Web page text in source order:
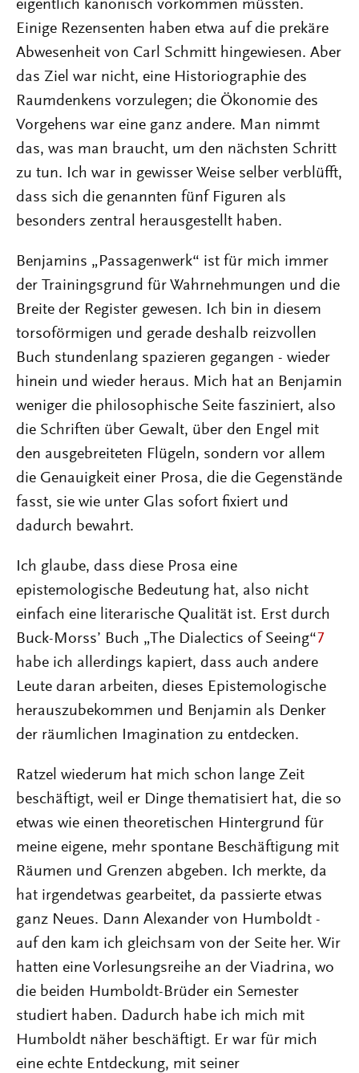
eigentlich kanonisch vorkommen müssten.
Einige Rezensenten haben etwa auf die prekäre
Abwesenheit von Carl Schmitt hingewiesen. Aber
das Ziel war nicht, eine Historiographie des
Raumdenkens vorzulegen; die Ökonomie des
Vorgehens war eine ganz andere. Man nimmt
das, was man braucht, um den nächsten Schritt
zu tun. Ich war in gewisser Weise selber verblüfft,
dass sich die genannten fünf Figuren als
besonders zentral herausgestellt haben.
Benjamins „Passagenwerk“ ist für mich immer
der Trainingsgrund für Wahrnehmungen und die
Breite der Register gewesen. Ich bin in diesem
torsoförmigen und gerade deshalb reizvollen
Buch stundenlang spazieren gegangen - wieder
hinein und wieder heraus. Mich hat an Benjamin
weniger die philosophische Seite fasziniert, also
die Schriften über Gewalt, über den Engel mit
den ausgebreiteten Flügeln, sondern vor allem
die Genauigkeit einer Prosa, die die Gegenstände
fasst, sie wie unter Glas sofort fixiert und
dadurch bewahrt.
Ich glaube, dass diese Prosa eine
epistemologische Bedeutung hat, also nicht
einfach eine literarische Qualität ist. Erst durch
Buck-Morss’ Buch „The Dialectics of Seeing“7
habe ich allerdings kapiert, dass auch andere
Leute daran arbeiten, dieses Epistemologische
herauszubekommen und Benjamin als Denker
der räumlichen Imagination zu entdecken.
Ratzel wiederum hat mich schon lange Zeit
beschäftigt, weil er Dinge thematisiert hat, die so
etwas wie einen theoretischen Hintergrund für
meine eigene, mehr spontane Beschäftigung mit
Räumen und Grenzen abgeben. Ich merkte, da
hat irgendetwas gearbeitet, da passierte etwas
ganz Neues. Dann Alexander von Humboldt -
auf den kam ich gleichsam von der Seite her. Wir
hatten eine Vorlesungsreihe an der Viadrina, wo
die beiden Humboldt-Brüder ein Semester
studiert haben. Dadurch habe ich mich mit
Humboldt näher beschäftigt. Er war für mich
eine echte Entdeckung, mit seiner